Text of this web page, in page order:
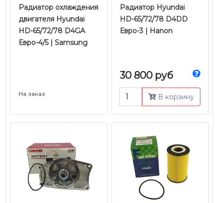
Радиатор охлаждения
двигателя Hyundai
HD-65/72/78 D4GA
Евро-4/5 | Samsung
На заказ
Радиатор Hyundai
HD-65/72/78 D4DD
Евро-3 | Hanon
30 800 руб
В корзину